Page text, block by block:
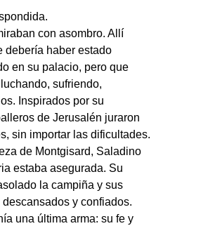
con asombro. Allí
debería haber estado
en su palacio, pero que
sufriendo,
Inspirados por su
de Jerusalén juraron
sin importar las dificultades.
de Montgisard, Saladino
estaba asegurada. Su
la campiña y sus
​​y confiados.
una última arma: su fe y